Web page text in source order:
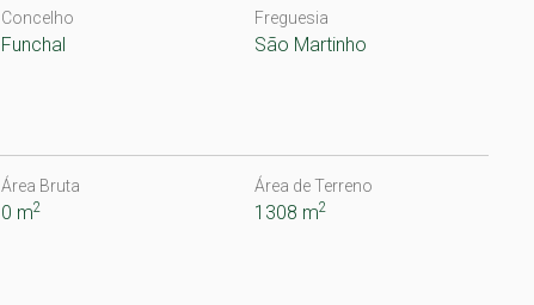
Concelho
Funchal
Freguesia
São Martinho
Área Bruta
0 m2
Área de Terreno
1308 m2